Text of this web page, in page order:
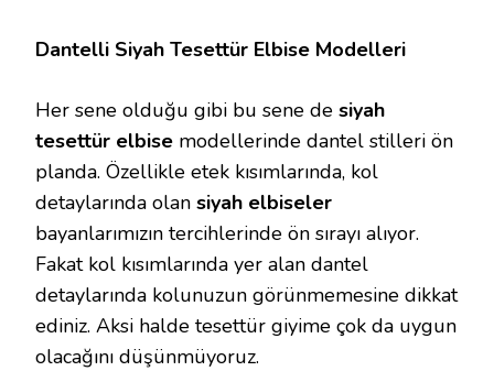
Dantelli Siyah Tesettür Elbise Modelleri
Her sene olduğu gibi bu sene de siyah
tesettür elbise modellerinde dantel stilleri ön
planda. Özellikle etek kısımlarında, kol
detaylarında olan siyah elbiseler
bayanlarımızın tercihlerinde ön sırayı alıyor.
Fakat kol kısımlarında yer alan dantel
detaylarında kolunuzun görünmemesine dikkat
ediniz. Aksi halde tesettür giyime çok da uygun
olacağını düşünmüyoruz.